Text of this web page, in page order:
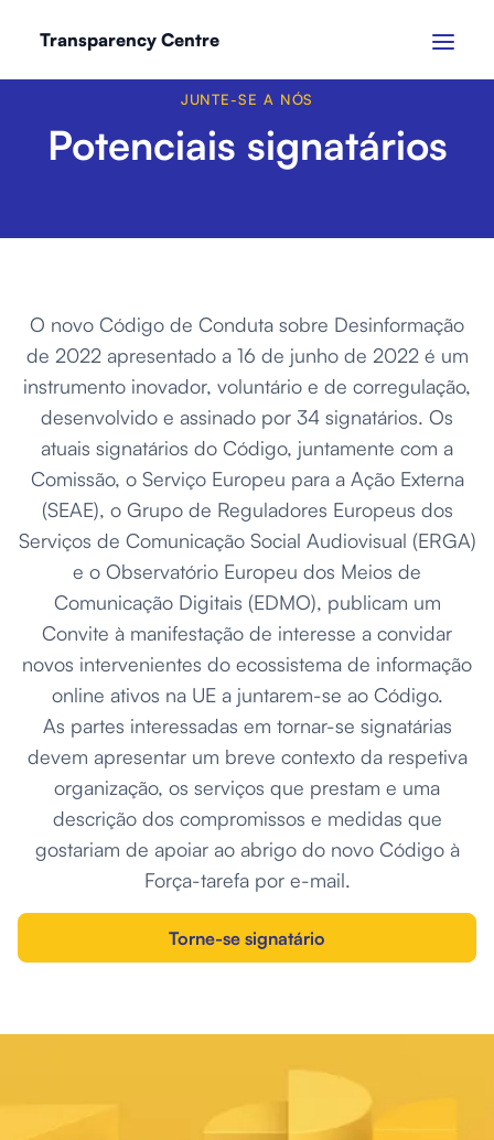
Transparency Centre
JUNTE-SE A NÓS
Potenciais signatários
O novo Código de Conduta sobre Desinformação
de 2022 apresentado a 16 de junho de 2022 é um
instrumento inovador, voluntário e de corregulação,
desenvolvido e assinado por 34 signatários. Os
atuais signatários do Código, juntamente com a
Comissão, o Serviço Europeu para a Ação Externa
(SEAE), o Grupo de Reguladores Europeus dos
Serviços de Comunicação Social Audiovisual (ERGA)
e o Observatório Europeu dos Meios de
Comunicação Digitais (EDMO), publicam um
Convite à manifestação de interesse a convidar
novos intervenientes do ecossistema de informação
online ativos na UE a juntarem-se ao Código.
As partes interessadas em tornar-se signatárias
devem apresentar um breve contexto da respetiva
organização, os serviços que prestam e uma
descrição dos compromissos e medidas que
gostariam de apoiar ao abrigo do novo Código à
Força-tarefa por e-mail.
Torne-se signatário